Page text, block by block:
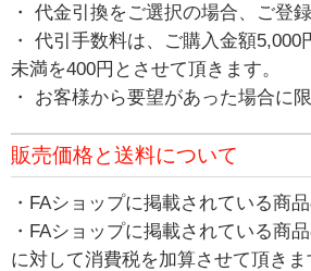
・ 代金引換をご選択の場合、ご登
・ 代引手数料は、ご購入金額
未満を400円とさせて頂きます。
・ お客様から要望があった場合に
販売価格と送料について
・FAショップに掲載されている商
・FAショップに掲載されている商
に対して消費税を加算させて頂きま